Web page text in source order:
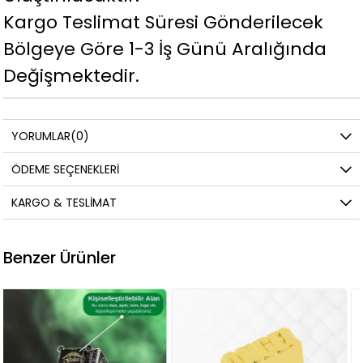
Kargo Teslimat Süresi Gönderilecek
Bölgeye Göre 1-3 İş Günü Aralığında
Değişmektedir.
YORUMLAR(0)
ÖDEME SEÇENEKLERI
KARGO & TESLIMAT
Benzer Ürünler